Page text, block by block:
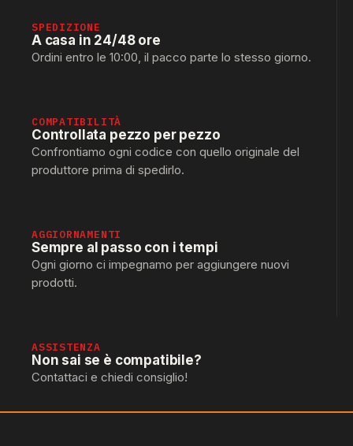
SPEDIZIONE
A casa in 24/48 ore
Ordini entro le 10:00, il pacco parte lo stesso giorno.
COMPATIBILITÀ
Controllata pezzo per pezzo
Confrontiamo ogni codice con quello originale del
produttore prima di spedirlo.
AGGIORNAMENTI
Sempre al passo con i tempi
Ogni giorno ci impegnamo per aggiungere nuovi
prodotti.
ASSISTENZA
Non sai se è compatibile?
Contattaci e chiedi consiglio!